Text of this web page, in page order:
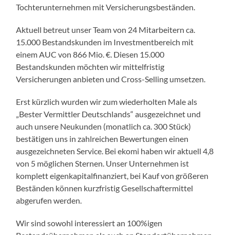
Tochterunternehmen mit Versicherungsbeständen.
Aktuell betreut unser Team von 24 Mitarbeitern ca.
15.000 Bestandskunden im Investmentbereich mit
einem AUC von 866 Mio. €. Diesen 15.000
Bestandskunden möchten wir mittelfristig
Versicherungen anbieten und Cross-Selling umsetzen.
Erst kürzlich wurden wir zum wiederholten Male als
„Bester Vermittler Deutschlands“ ausgezeichnet und
auch unsere Neukunden (monatlich ca. 300 Stück)
bestätigen uns in zahlreichen Bewertungen einen
ausgezeichneten Service. Bei ekomi haben wir aktuell 4,8
von 5 möglichen Sternen. Unser Unternehmen ist
komplett eigenkapitalfinanziert, bei Kauf von größeren
Beständen können kurzfristig Gesellschaftermittel
abgerufen werden.
Wir sind sowohl interessiert an 100%igen